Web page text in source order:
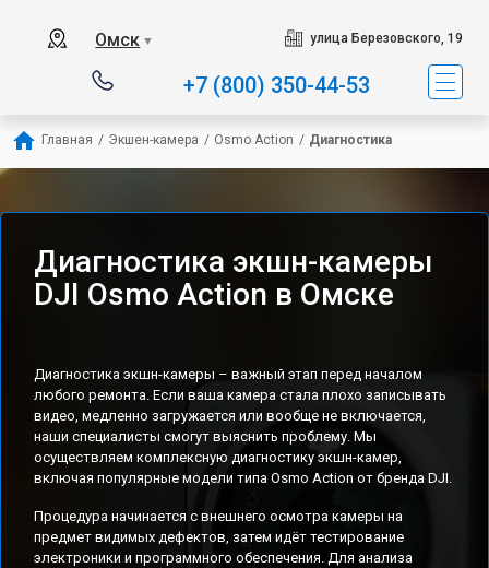
Омск ▼ улица Березовского, 19
+7 (800) 350-44-53
Главная / Экшен-камера / Osmo Action / Диагностика
Диагностика экшн-камеры
DJI Osmo Action в Омске
Диагностика экшн-камеры – важный этап перед началом
любого ремонта. Если ваша камера стала плохо записывать
видео, медленно загружается или вообще не включается,
наши специалисты смогут выяснить проблему. Мы
осуществляем комплексную диагностику экшн-камер,
включая популярные модели типа Osmo Action от бренда DJI.
Процедура начинается с внешнего осмотра камеры на
предмет видимых дефектов, затем идёт тестирование
электроники и программного обеспечения. Для анализа